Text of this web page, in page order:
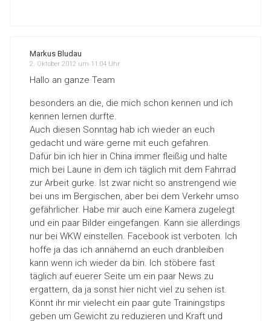
Markus Bludau
2. Oktober 2012 um 11:04 Uhr
Hallo an ganze Team
besonders an die, die mich schon kennen und ich
kennen lernen durfte.
Auch diesen Sonntag hab ich wieder an euch
gedacht und wäre gerne mit euch gefahren.
Dafür bin ich hier in China immer fleißig und halte
mich bei Laune in dem ich täglich mit dem Fahrrad
zur Arbeit gurke. Ist zwar nicht so anstrengend wie
bei uns im Bergischen, aber bei dem Verkehr umso
gefährlicher. Habe mir auch eine Kamera zugelegt
und ein paar Bilder eingefangen. Kann sie allerdings
nur bei WKW einstellen. Facebook ist verboten. Ich
hoffe ja das ich annähernd an euch dranbleiben
kann wenn ich wieder da bin. Ich stöbere fast
täglich auf euerer Seite um ein paar News zu
ergattern, da ja sonst hier nicht viel zu sehen ist.
Könnt ihr mir vielecht ein paar gute Trainingstips
geben um Gewicht zu reduzieren und Kraft und